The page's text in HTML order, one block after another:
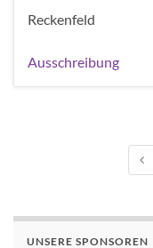
Reckenfeld
Ausschreibung
UNSERE SPONSOREN